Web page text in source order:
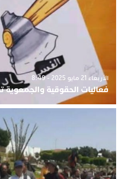
الأربعاء 21 مايو 2025 - 8:49
فعاليات الحقوقية والجمعوية